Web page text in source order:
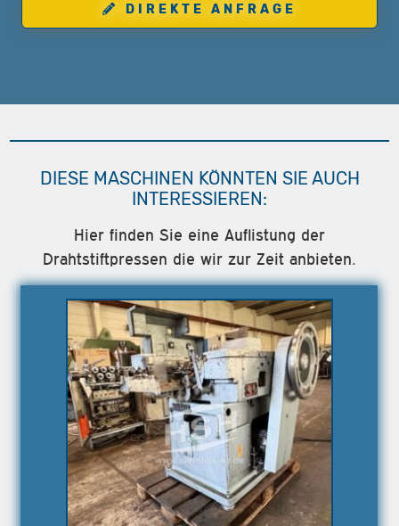
DIREKTE ANFRAGE
DIESE MASCHINEN KÖNNTEN SIE AUCH
INTERESSIEREN:
Hier finden Sie eine Auflistung der
Drahtstiftpressen die wir zur Zeit anbieten.